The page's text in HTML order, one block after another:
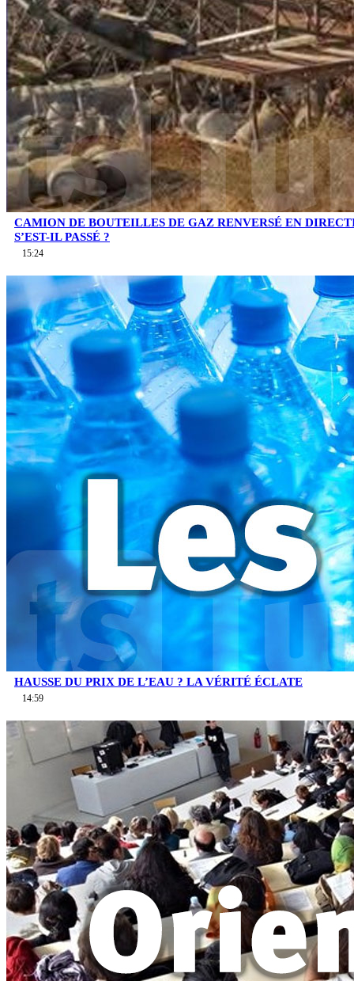
CAMION DE BOUTEILLES DE GAZ RENVERSÉ EN
S’EST-IL PASSÉ ?
15:24
HAUSSE DU PRIX DE L’EAU ? LA VÉRITÉ ÉCLATE
14:59